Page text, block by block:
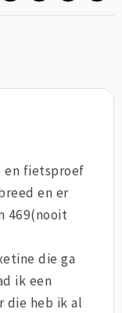
en fietsproef
en er
469(nooit
die ga
ik een
die heb ik al